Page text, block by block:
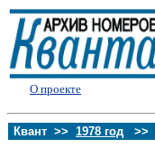
О проекте
Квант >> 1978 год >>